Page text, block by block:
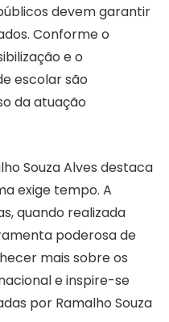
devem garantir
Conforme o
e o
escolar são
da atuação
Souza Alves destaca
exige tempo. A
quando realizada
poderosa de
mais sobre os
e inspire-se
por Ramalho Souza